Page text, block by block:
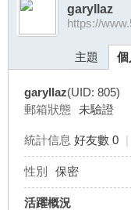
台›
garyllaz
https://
主題 個
garyllaz(UID: 805)
郵箱狀態 未驗證
統計信息 好友數 0 |
性別 保密
活躍概況